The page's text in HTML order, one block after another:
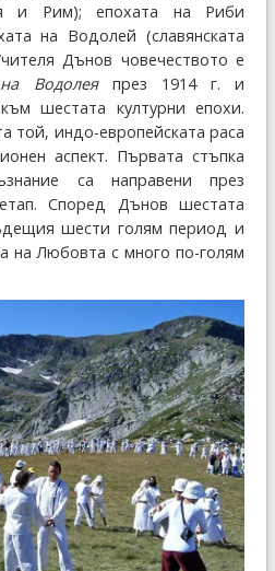
и Рим); епохата на Риби
на Водолей (славянската
Дънов човечеството е
Водолеяпрез 1914 г. и
шестата културни епохи.
той, индо-европейската раса
аспект. Първата стъпка
са направени през
Според Дънов шестата
шести голям период и
на Любовта с много по-голям